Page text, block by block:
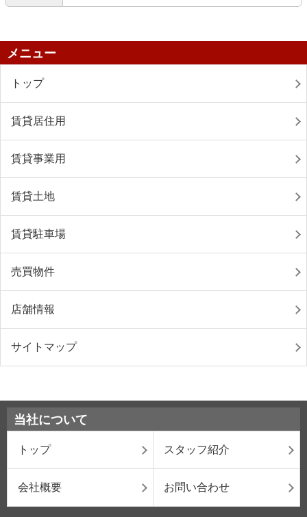
メニュー
トップ
賃貸居住用
賃貸事業用
賃貸土地
賃貸駐車場
売買物件
店舗情報
サイトマップ
当社について
トップ スタッフ紹介
会社概要 お問い合わせ